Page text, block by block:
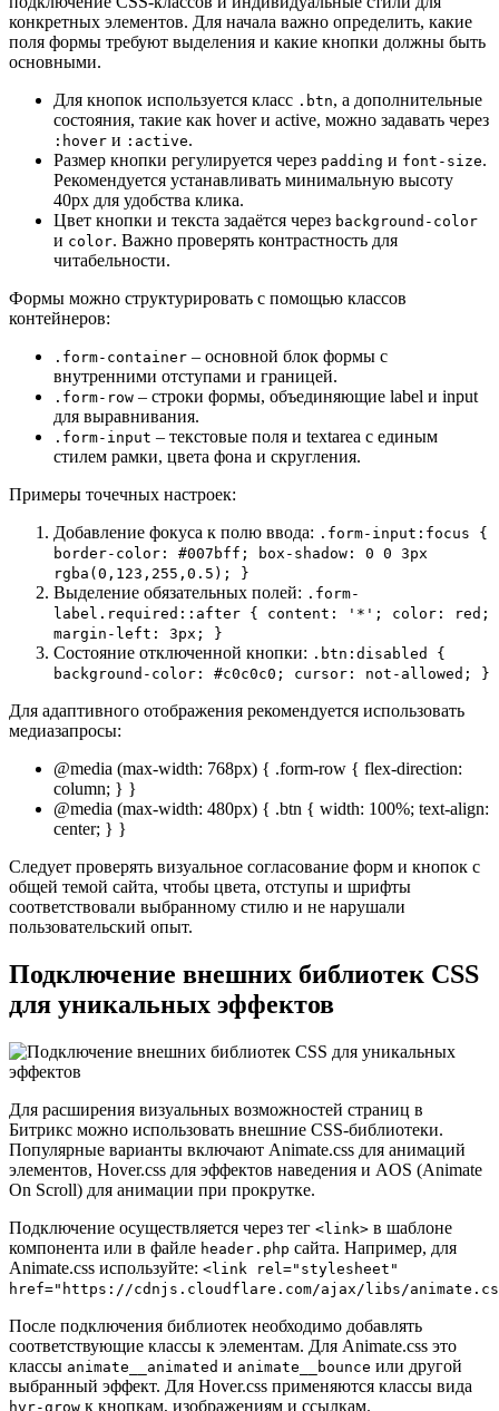
конкретных элементов. Для начала важно определить, какие
поля формы требуют выделения и какие кнопки должны быть
основными.
Для кнопок используется класс .btn, а дополнительные
состояния, такие как hover и active, можно задавать через
:hover и :active.
Размер кнопки регулируется через padding и font-size.
Рекомендуется устанавливать минимальную высоту
40px для удобства клика.
Цвет кнопки и текста задаётся через background-color
и color. Важно проверять контрастность для
читабельности.
Формы можно структурировать с помощью классов
контейнеров:
.form-container – основной блок формы с
внутренними отступами и границей.
.form-row – строки формы, объединяющие label и input
для выравнивания.
.form-input – текстовые поля и textarea с единым
стилем рамки, цвета фона и скругления.
Примеры точечных настроек:
Добавление фокуса к полю ввода: .form-input:focus {
border-color: #007bff; box-shadow: 0 0 3px
rgba(0,123,255,0.5); }
Выделение обязательных полей: .form-
label.required::after { content: '*'; color: red;
margin-left: 3px; }
Состояние отключенной кнопки: .btn:disabled {
background-color: #c0c0c0; cursor: not-allowed; }
Для адаптивного отображения рекомендуется использовать
медиазапросы:
@media (max-width: 768px) { .form-row { flex-direction:
column; } }
@media (max-width: 480px) { .btn { width: 100%; text-align:
center; } }
Следует проверять визуальное согласование форм и кнопок с
общей темой сайта, чтобы цвета, отступы и шрифты
соответствовали выбранному стилю и не нарушали
пользовательский опыт.
Подключение внешних библиотек CSS
для уникальных эффектов
Для расширения визуальных возможностей страниц в
Битрикс можно использовать внешние CSS-библиотеки.
Популярные варианты включают Animate.css для анимаций
элементов, Hover.css для эффектов наведения и AOS (Animate
On Scroll) для анимации при прокрутке.
Подключение осуществляется через тег <link> в шаблоне
компонента или в файле header.php сайта. Например, для
Animate.css используйте: <link rel="stylesheet"
href="https://cdnjs.cloudflare.com/ajax/libs/
После подключения библиотек необходимо добавлять
соответствующие классы к элементам. Для Animate.css это
классы animate__animated и animate__bounce или другой
выбранный эффект. Для Hover.css применяются классы вида
hvr-grow к кнопкам, изображениям и ссылкам.